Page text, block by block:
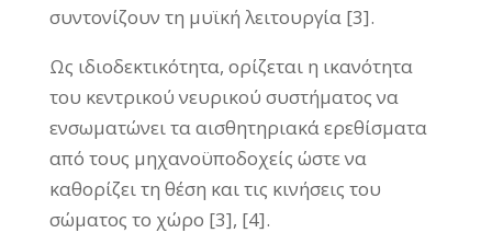
συντονίζουν τη μυϊκή λειτουργία [3].
Ως ιδιοδεκτικότητα, ορίζεται η ικανότητα
του κεντρικού νευρικού συστήματος να
ενσωματώνει τα αισθητηριακά ερεθίσματα
από τους μηχανοϋποδοχείς ώστε να
καθορίζει τη θέση και τις κινήσεις του
σώματος το χώρο [3], [4].